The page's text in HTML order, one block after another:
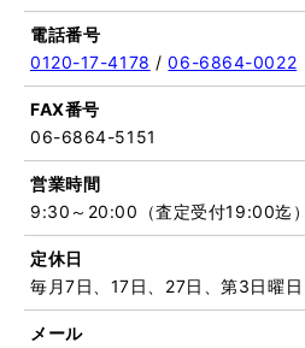
電話番号
0120-17-4178 /06-6864-0022
FAX番号
06-6864-5151
営業時間
9:30～20:00（査定受付19:00迄）
定休日
毎月7日、17日、27日、第3日曜日
メール